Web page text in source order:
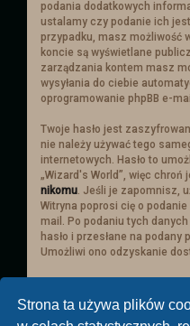
Strona ta używa plików
ucina i może
Dodana
planowana jest
której będą
mieszkańców
opocja po
automatyczne
Duża wersja
mieszkancami
tematu
prezentu!
podania dodatkowych
ustalamy czy podanie ich
przypadku, masz możliwość
koncie są wyświetlane
zarządzania kontem masz
wysyłania do ciebie
oprogramowanie phpBB e-
Twoje hasło jest
nie należy używać tego
internetowych. Hasło to
„Wizard's World”, więc chroń
nikomu . Jeśli je zapomnisz,
Witryna poprosi cię o
mail. Po podaniu tych
hasło i przesłane na podany
Umożliwi ono odzyskanie